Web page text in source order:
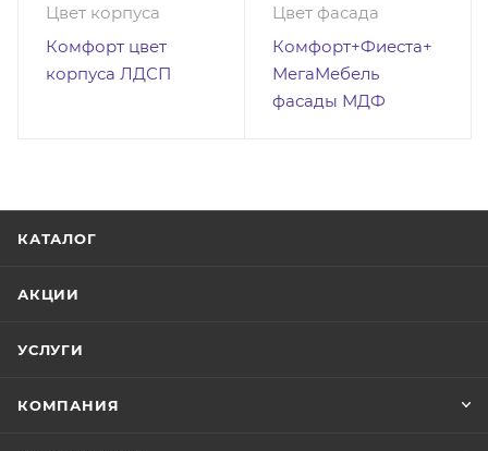
Цвет корпуса
Комфорт цвет
корпуса ЛДСП
Цвет фасада
Комфорт+Фиеста+
МегаМебель
фасады МДФ
КАТАЛОГ
АКЦИИ
УСЛУГИ
КОМПАНИЯ